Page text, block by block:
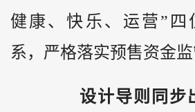
健康、快乐、运营”四
系，严格落实预售资金监
设计导则同步